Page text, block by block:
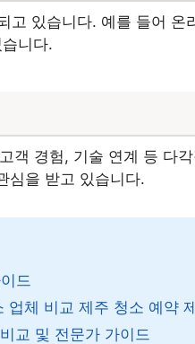
고 있습니다. 예를 들어
니다.
경험, 기술 연계 등 다
심을 받고 있습니다.
드
체 비교 제주 청소 예약
교 및 전문가 가이드